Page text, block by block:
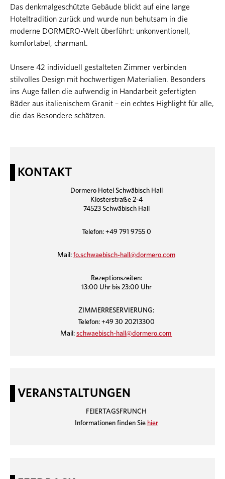
Das denkmalgeschützte Gebäude blickt auf eine lange
Hoteltradition zurück und wurde nun behutsam in die
moderne DORMERO-Welt überführt: unkonventionell,
komfortabel, charmant.
Unsere 42 individuell gestalteten Zimmer verbinden
stilvolles Design mit hochwertigen Materialien. Besonders
ins Auge fallen die aufwendig in Handarbeit gefertigten
Bäder aus italienischem Granit – ein echtes Highlight für alle,
die das Besondere schätzen.
KONTAKT
Dormero Hotel Schwäbisch Hall
Klosterstraße 2-4
74523 Schwäbisch Hall
Telefon: +49 791 9755 0
Mail: fo.schwaebisch-hall@dormero.com
Rezeptionszeiten:
13:00 Uhr bis 23:00 Uhr
ZIMMERRESERVIERUNG:
Telefon: +49 30 20213300
Mail: schwaebisch-hall@dormero.com
VERANSTALTUNGEN
FEIERTAGSFRUNCH
Informationen finden Sie hier